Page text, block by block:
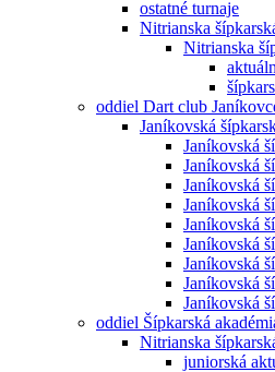
ostatné turnaje
Nitrianska
Nitrianska
oddiel Dart club
Janíkovská
Janíkovská
Janíkovská
Janíkovská
Janíkovská
Janíkovská
Janíkovská
Janíkovská
Janíkovská
Janíkovská
oddiel Šípkarská
Nitrianska
juniorská